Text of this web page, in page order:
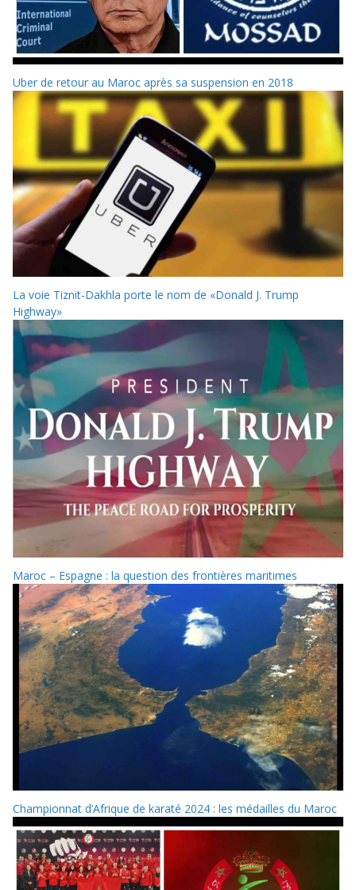
Uber de retour au Maroc après sa suspension en 2018
La voie Tiznit-Dakhla porte le nom de «Donald J. Trump
Highway»
Maroc – Espagne : la question des frontières maritimes
Championnat d’Afrique de karaté 2024 : les médailles du Maroc